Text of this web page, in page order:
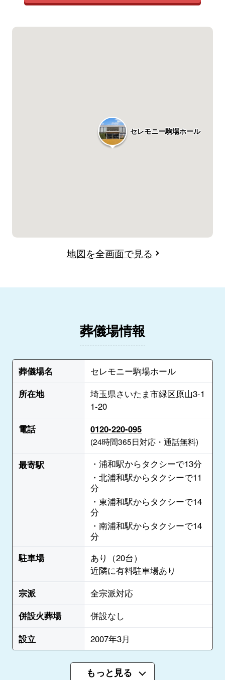
セレモニー駒場ホール
地図を全画面で見る
葬儀場情報
葬儀場名
セレモニー駒場ホール
所在地
埼玉県さいたま市緑区原山3-1
1-20
電話
0120-220-095
(24時間365日対応・通話無料)
最寄駅
・浦和駅からタクシーで13分
・北浦和駅からタクシーで11
分
・東浦和駅からタクシーで14
分
・南浦和駅からタクシーで14
分
駐車場
あり（20台）
近隣に有料駐車場あり
宗派
全宗派対応
併設火葬場
併設なし
設立
2007年3月
もっと見る